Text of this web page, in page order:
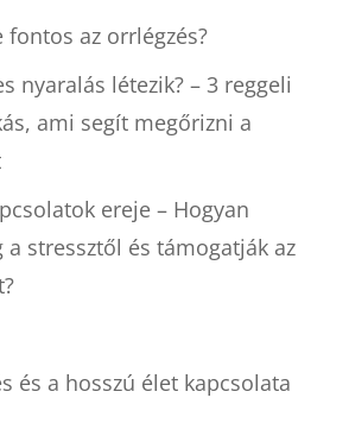
az orrlégzés?
nyaralás létezik? – 3 reggeli
ami segít megőrizni a
ereje – Hogyan
a stressztől és támogatják az
és a hosszú élet kapcsolata